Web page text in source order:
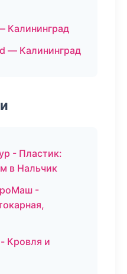
Калининград
— Калининград
- Пластик:
в Нальчик
-
Кровля и